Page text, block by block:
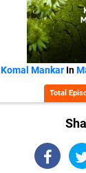
Komal Mankar In
Total